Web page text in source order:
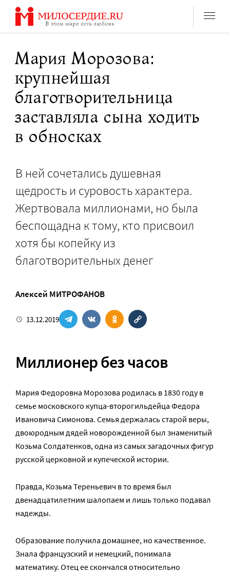
Перейти
содержанию
Мария Морозова:
крупнейшая
благотворительница
заставляла сына ходить
в обносках
В ней сочетались душевная
щедрость и суровость характера.
Жертвовала миллионами, но была
беспощадна к тому, кто присвоил
хотя бы копейку из
благотворительных денег
Алексей МИТРОФАНОВ
13.12.2019
Миллионер без часов
Мария Федоровна Морозова родилась в 1830 году в
семье московского купца-второгильдейца Федора
Ивановича Симонова. Семья держалась старой веры,
двоюродным дядей новорожденной был знаменитый
Козьма Солдатенков, одна из самых загадочных фигур
русской церковной и купеческой истории.
Правда, Козьма Тереньевич в то время был
двенадцатилетним шалопаем и лишь только подавал
надежды.
Образование получила домашнее, но качественное.
Знала французский и немецкий, понимала
математику. Отец ее скончался относительно